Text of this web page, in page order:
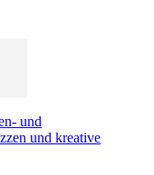
und
und kreative